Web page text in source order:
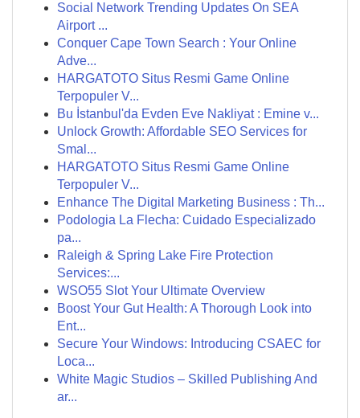
Social Network Trending Updates On SEA
Airport ...
Conquer Cape Town Search : Your Online
Adve...
HARGATOTO Situs Resmi Game Online
Terpopuler V...
Bu İstanbul'da Evden Eve Nakliyat : Emine v...
Unlock Growth: Affordable SEO Services for
Smal...
HARGATOTO Situs Resmi Game Online
Terpopuler V...
Enhance The Digital Marketing Business : Th...
Podologia La Flecha: Cuidado Especializado
pa...
Raleigh & Spring Lake Fire Protection
Services:...
WSO55 Slot Your Ultimate Overview
Boost Your Gut Health: A Thorough Look into
Ent...
Secure Your Windows: Introducing CSAEC for
Loca...
White Magic Studios – Skilled Publishing And
ar...